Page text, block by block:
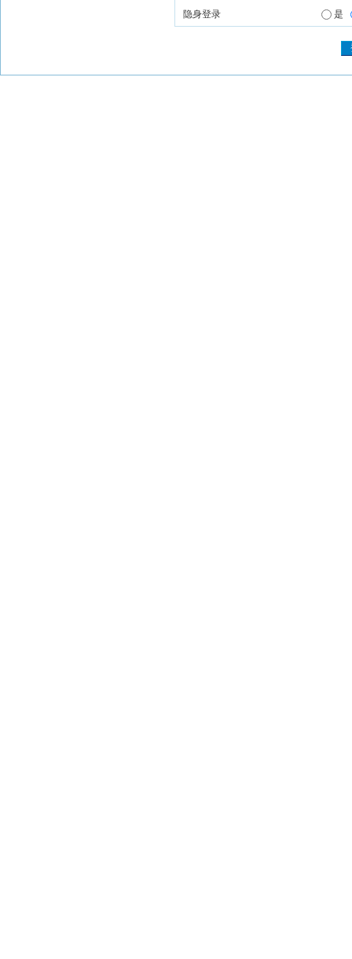
隐身登录 是